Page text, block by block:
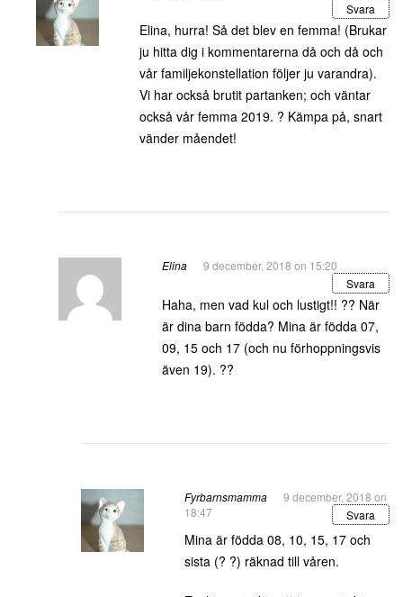
Svara
Elina, hurra! Så det blev en femma! (Brukar
ju hitta dig i kommentarerna då och då och
vår familjekonstellation följer ju varandra).
Vi har också brutit partanken; och väntar
också vår femma 2019. ? Kämpa på, snart
vänder måendet!
Elina
9 december, 2018 on 15:20
Svara
Haha, men vad kul och lustigt!! ?? När
är dina barn födda? Mina är födda 07,
09, 15 och 17 (och nu förhoppningsvis
även 19). ??
Fyrbarnsmamma
9 december, 2018 on
18:47
Svara
Mina är födda 08, 10, 15, 17 och
sista (? ?) räknad till våren.